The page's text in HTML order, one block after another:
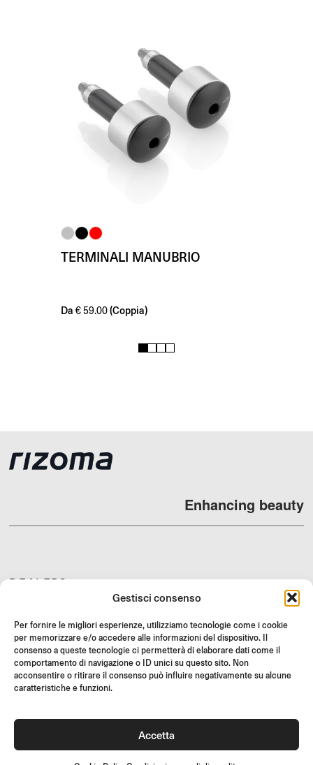
Gestisci consenso
Per fornire le migliori esperienze, utilizziamo tecnologie come i cookie
per memorizzare e/o accedere alle informazioni del dispositivo. Il
consenso a queste tecnologie ci permetterà di elaborare dati come il
comportamento di navigazione o ID unici su questo sito. Non
acconsentire o ritirare il consenso può influire negativamente su alcune
caratteristiche e funzioni.
Accetta
TERMINALI MANUBRIO
Da €59.00 (Coppia)
1 2 3 4
Enhancing beauty
DEALERS
RESI
ISTRUZIONI DI MONTAGGIO
GIFT CARD
LIMITED OFFERS
Unisciti alla community Rizoma e accedi a contenuti esclusivi e